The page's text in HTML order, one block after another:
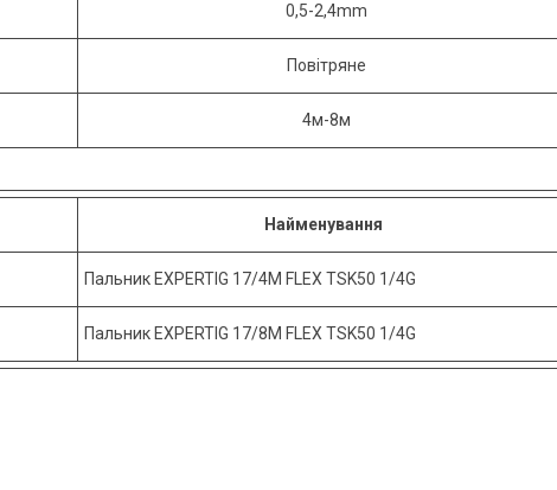
0,5-2,4mm
Повітряне
4м-8м
Найменування
Пальник EXPERTIG 17/4M FLEX TSK50 1/4G
Пальник EXPERTIG 17/8M FLEX TSK50 1/4G